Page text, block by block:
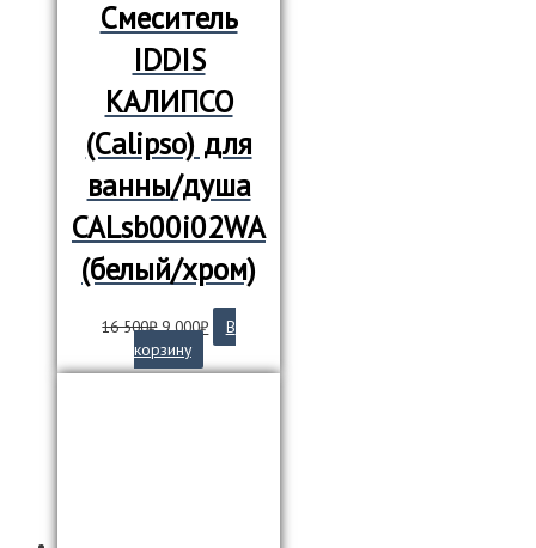
Смеситель
IDDIS
КАЛИПСО
(Calipso) для
ванны/душа
CALsb00i02WA
(белый/хром)
16 500₽Первоначальная
цена
составляла
9 000₽Текущая
цена:
9
В
корзину